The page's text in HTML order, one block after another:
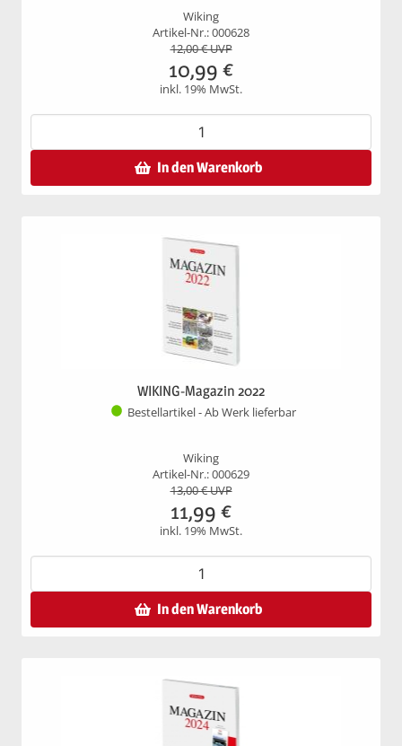
Wiking
Artikel-Nr.: 000628
12,00€ UVP
10,99 €
inkl. 19% MwSt.
In den Warenkorb
WIKING-Magazin 2022
Bestellartikel - Ab Werk lieferbar
Wiking
Artikel-Nr.: 000629
13,00€ UVP
11,99 €
inkl. 19% MwSt.
In den Warenkorb